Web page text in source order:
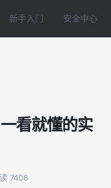
新手入门 安全中心
看就懂的实
7408